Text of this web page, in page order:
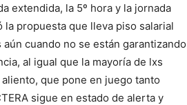
extendida, la 5º hora y la jornada
la propuesta que lleva piso salarial
cuando no se están garantizando
al igual que la mayoría de lxs
que pone en juego tanto
sigue en estado de alerta y